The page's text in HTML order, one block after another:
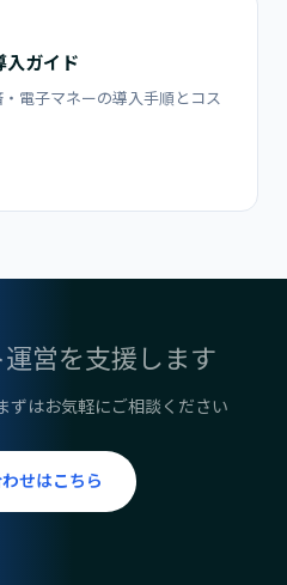
入ガイド
電子マネーの導入手順とコス
営を支援します
ずはお気軽にご相談ください
せはこちら